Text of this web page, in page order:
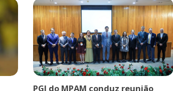
PGJ do MPAM conduz reunião